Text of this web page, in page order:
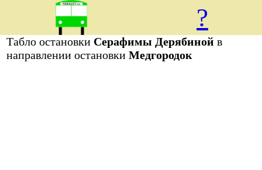
?
Табло остановки Серафимы Дерябинойв
направлении остановкиМедгородок